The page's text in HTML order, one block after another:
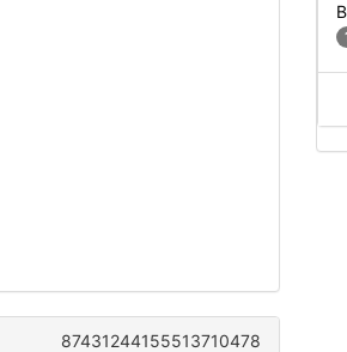
87431244155513710478